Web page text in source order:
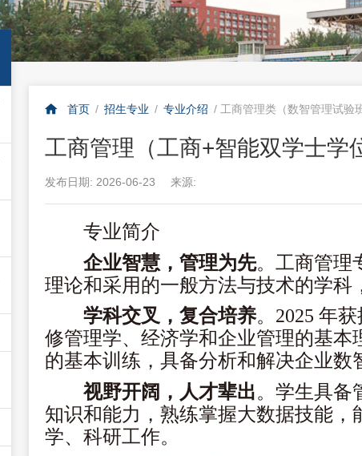
首页 / 招生专业 / 专业介绍 / 工商管理类（数智管理试验
工商管理（工商+智能双学士学
发布日期: 2026-06-23 来源:
专业简介
企业智慧，管理为先。工商管理
理论和采用的一般方法与技术的学科
学科交叉，复合培养。 2025 年
修管理学、经济学和企业管理的基
的基本训练，具备分析和解决企业数
视野开阔，人才辈出。 学生具备
知识和能力，熟练掌握大数据技能
学、科研工作。